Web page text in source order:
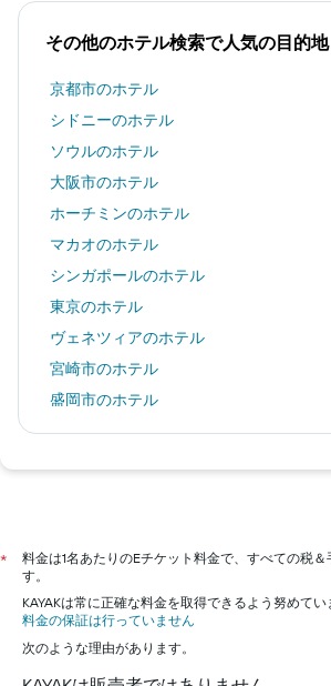
その他のホテル検索で人気の目的地
京都市のホテル
シドニーのホテル
ソウルのホテル
大阪市のホテル
ホーチミンのホテル
マカオのホテル
シンガポールのホテル
東京のホテル
ヴェネツィアのホテル
宮崎市のホテル
盛岡市のホテル
苫小牧市のホテル
札幌市のホテル
横浜市のホテル
*
料金は1名あたりのEチケット料金で、すべての税＆
す。
KAYAKは常に正確な料金を取得できるよう努めてい
料金の保証は行っていません
次のような理由があります。